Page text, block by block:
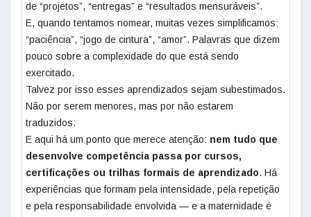
de “projetos”, “entregas” e “resultados mensuráveis”.
E, quando tentamos nomear, muitas vezes simplificamos:
“paciência”, “jogo de cintura”, “amor”. Palavras que dizem
pouco sobre a complexidade do que está sendo
exercitado.
Talvez por isso esses aprendizados sejam subestimados.
Não por serem menores, mas por não estarem
traduzidos.
E aqui há um ponto que merece atenção: nem tudo que
desenvolve competência passa por cursos,
certificações ou trilhas formais de aprendizado. Há
experiências que formam pela intensidade, pela repetição
e pela responsabilidade envolvida — e a maternidade é